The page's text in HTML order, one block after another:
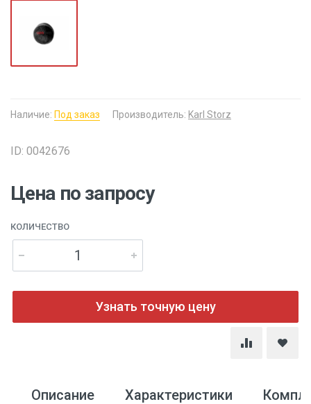
Наличие: Под заказ Производитель: Karl Storz
ID: 0042676
Цена по запросу
КОЛИЧЕСТВО
Узнать точную цену
Описание Характеристики